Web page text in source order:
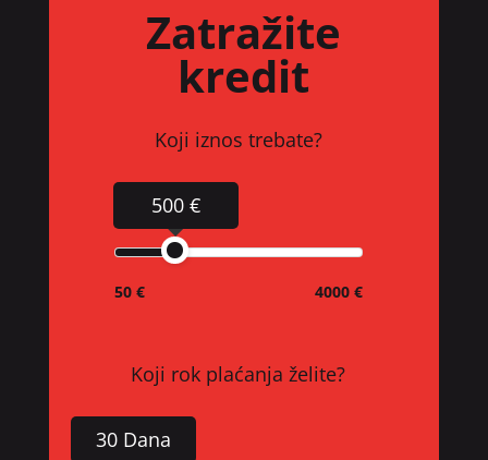
Zatražite
kredit
Koji iznos trebate?
500 €
50 € 4000 €
Koji rok plaćanja želite?
30 Dana